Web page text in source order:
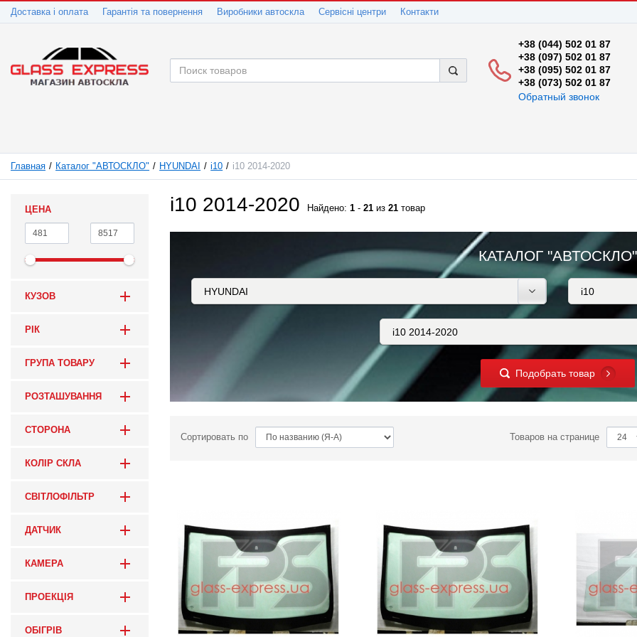
Доставка і оплата Гарантія та повернення Виробники автоскла Сервісні центри Контакти
+38 (044) 502 01 87
+38 (097) 502 01 87
+38 (095) 502 01 87
+38 (073) 502 01 87
Обратный звонок
Главная Каталог "АВТОСКЛО" HYUNDAI i10 i10 2014-2020
ЦЕНА
КУЗОВ
РІК
ГРУПА ТОВАРУ
РОЗТАШУВАННЯ
СТОРОНА
КОЛІР СКЛА
СВІТЛОФІЛЬТР
ДАТЧИК
КАМЕРА
ПРОЕКЦІЯ
ОБІГРІВ
i10 2014-2020 Найдено: 1 - 21 из 21 товар
КАТАЛОГ "АВТОСКЛО"
Подобрать товар
Сортировать по Товаров на странице